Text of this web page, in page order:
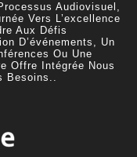
Audiovisuel,
Vers L’excellence
Aux Défis
D’événements, Un
Ou Une
Offre Intégrée Nous
Besoins..